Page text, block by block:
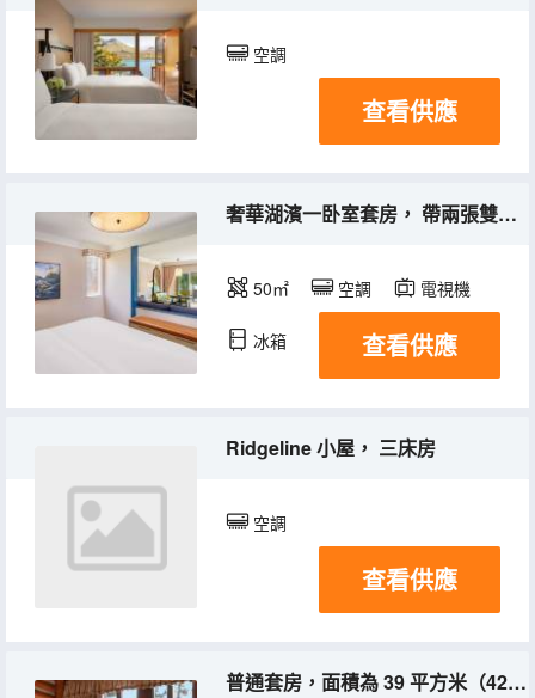
空調
查看供應
奢華湖濱一卧室套房， 帶兩張雙人床， 545平方英尺， 50平方米， 私人陽台及湖景
50㎡ 空調 電視機
冰箱 查看供應
Ridgeline 小屋， 三床房
空調
查看供應
普通套房，面積為 39 平方米（425 平方英尺），配備 1 張特大床和木壁爐，空間更寬敞，設有會客區，可欣賞度假村景觀